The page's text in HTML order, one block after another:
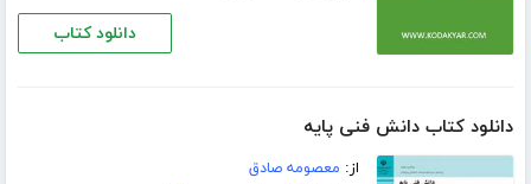
دانلود کتاب
دانلود کتاب دانش فنی پایه
از: معصومه صادق